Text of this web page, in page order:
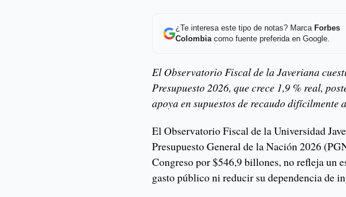
¿Te interesa este tipo de notas? Marca Forbes
Colombiacomo fuente preferida en Google.
El Observatorio Fiscal de la Javeriana
Presupuesto 2026, que crece 1,9 % real,
apoya en supuestos de recaudo difícilmente
El Observatorio Fiscal de la Universidad
Presupuesto General de la Nación 2026
Congreso por $546,9 billones, no refleja un
gasto público ni reducir su dependencia de